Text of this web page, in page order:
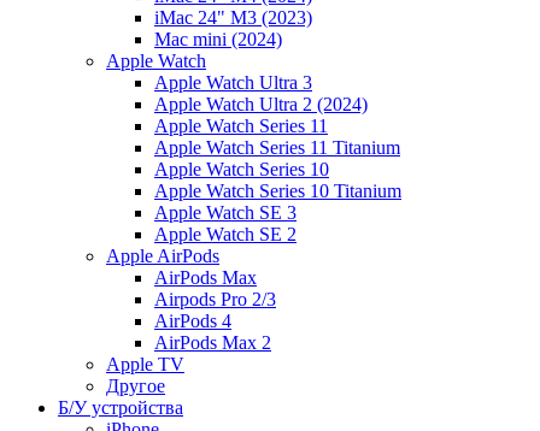
iMac 24" M3 (2023)
Mac mini (2024)
Apple Watch
Apple Watch Ultra 3
Apple Watch Ultra 2 (2024)
Apple Watch Series 11
Apple Watch Series 11 Titanium
Apple Watch Series 10
Apple Watch Series 10 Titanium
Apple Watch SE 3
Apple Watch SE 2
Apple AirPods
AirPods Max
Airpods Pro 2/3
AirPods 4
AirPods Max 2
Apple TV
Другое
Б/У устройства